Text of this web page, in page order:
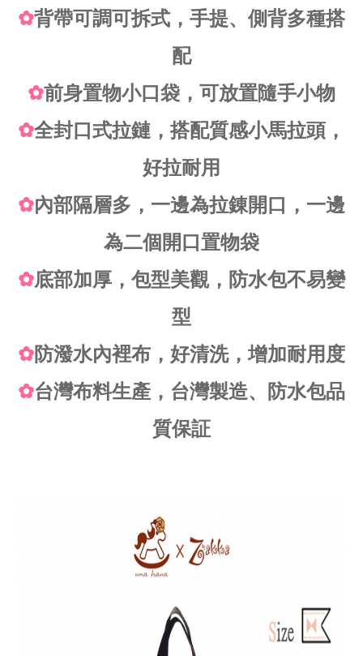
✿背帶可調可拆式，手提、側背多種搭
配
✿前身置物小口袋，可放置隨手小物
✿全封口式拉鏈，搭配質感小馬拉頭，
好拉耐用
✿內部隔層多，一邊為拉錬開口，一邊
為二個開口置物袋
✿底部加厚，包型美觀，防水包不易變
型
✿防潑水內裡布，好清洗，增加耐用度
✿台灣布料生產，台灣製造、防水包品
質保証